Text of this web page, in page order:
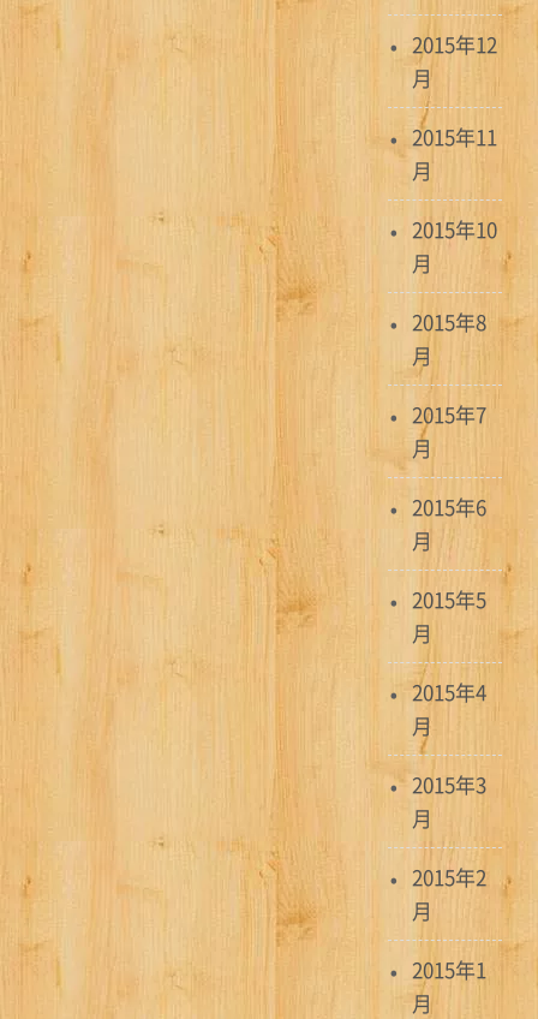
2015年12
月
2015年11
月
2015年10
月
2015年8
月
2015年7
月
2015年6
月
2015年5
月
2015年4
月
2015年3
月
2015年2
月
2015年1
月